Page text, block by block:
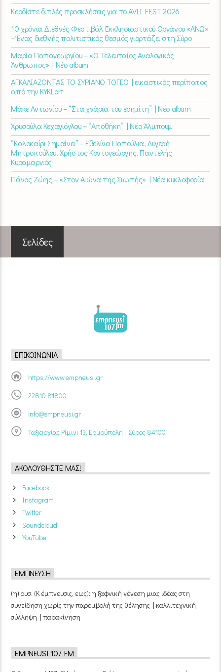
Κερδίστε διπλές προσκλήσεις για το AVLI FEST 2026
10 χρόνια Διεθνές Φεστιβάλ Εκκλησιαστικού Οργάνου «ΑΝΩ»
– Ένας διεθνής πολιτιστικός θεσμός γιορτάζει στη Σύρο​
Μαρία Παπαγεωργίου – «Ο Τελευταίος Αναλογικός
Άνθρωπος» | Νέο album
ΑΓΚΑΛΙΑΖΟΝΤΑΣ ΤΟ ΣΥΡΙΑΝΟ ΤΟΠΙΟ | εικαστικός περίπατος
από την KYKLart
Μάκε Αντωνίου – “Στα χνάρια του ερημίτη” | Νέο album
Χρυσούλα Κεχαγιόγλου – “Αποθήκη” | Νέο Άλμπουμ
“Καλοκαίρι Σημαίνει” – Εβελίνα Παπούλια, Λυγερή
Μητροπούλου, Χρήστος Κοντογεώργης, Παντελής
Κυραμαργιός
Πάνος Ζώης – «Στον Αιώνα της Σιωπής» | Νέα κυκλοφορία
Σελίδες
ΕΠΙΚΟΙΝΩΝΊΑ
https://www.empneusi.gr
22810 81800
info@empneusi.gr
Ταξιαρχίας Ρίμινι 13, Ερμούπολη - Σύρος 84100
ΑΚΟΛΟΥΘΉΣΤΕ ΜΑΣ!
Facebook
Instagram
Twitter
Soundcloud
YouTube
ΈΜΠΝΕΥΣΗ
(η) ουσ. (Κ έμπνευσις, εως): η ξαφνική γένεση μιας ιδέας στη
συνείδηση χωρίς την παρεμβολή της θέλησης | καλλιτεχνική
σύλληψη | παρακίνηση
EMPNEUSI 107 FM